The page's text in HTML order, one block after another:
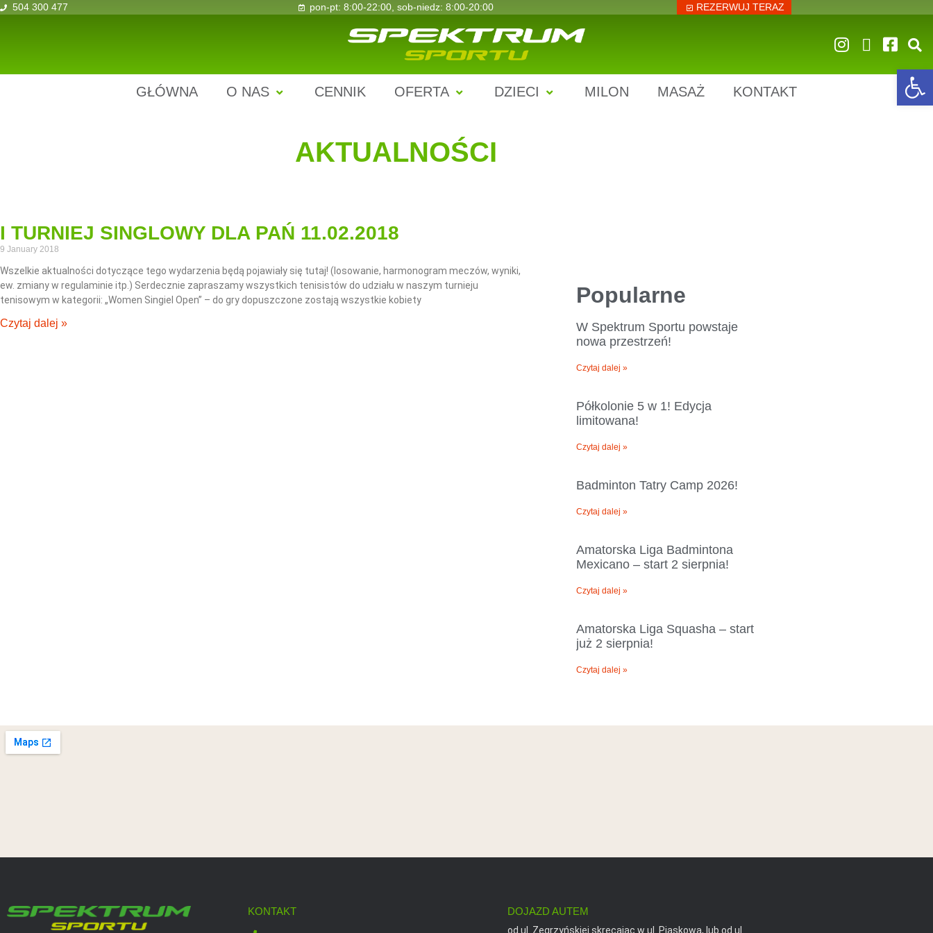
504 300 477 pon-pt: 8:00-22:00, sob-niedz: 8:00-20:00 REZERWUJ TERAZ
GŁÓWNA O NAS CENNIK OFERTA DZIECI MILON MASAŻ KONTAKT
AKTUALNOŚCI
I TURNIEJ SINGLOWY DLA PAŃ 11.02.2018
9 January 2018
Wszelkie aktualności dotyczące tego wydarzenia będą pojawiały się tutaj! (losowanie, harmonogram meczów, wyniki,
ew. zmiany w regulaminie itp.) Serdecznie zapraszamy wszystkich tenisistów do udziału w naszym turnieju
tenisowym w kategorii: „Women Singiel Open” – do gry dopuszczone zostają wszystkie kobiety
Czytaj dalej »
Popularne
W Spektrum Sportu powstaje
nowa przestrzeń!
Czytaj dalej »
Półkolonie 5 w 1! Edycja
limitowana!
Czytaj dalej »
Badminton Tatry Camp 2026!
Czytaj dalej »
Amatorska Liga Badmintona
Mexicano – start 2 sierpnia!
Czytaj dalej »
Amatorska Liga Squasha – start
już 2 sierpnia!​
Czytaj dalej »
KONTAKT DOJAZD AUTEM
od ul. Zegrzyńskiej skręcając w ul. Piaskową, lub od ul.